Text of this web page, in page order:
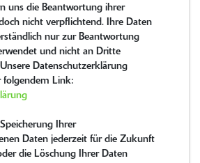
uns die Beantwortung ihrer
nicht verpflichtend. Ihre Daten
nur zur Beantwortung
und nicht an Dritte
Datenschutzerklärung
folgendem Link:
Ihrer
Daten jederzeit für die Zukunft
die Löschung Ihrer Daten